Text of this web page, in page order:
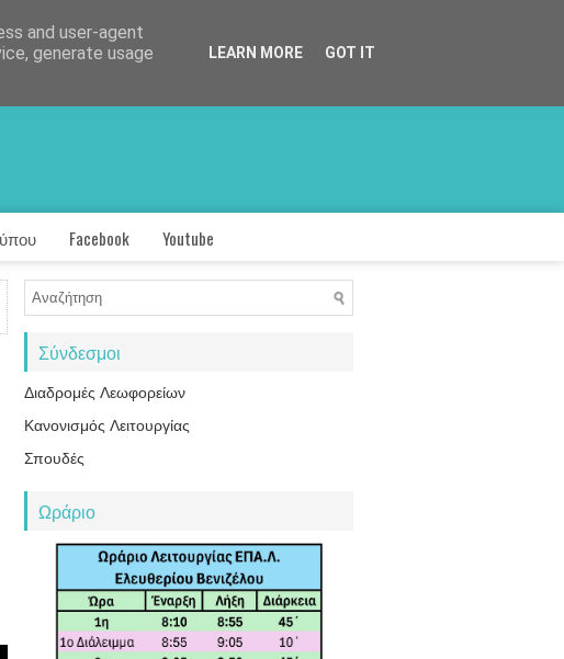
Facebook Youtube
Σύνδεσμοι
Διαδρομές Λεωφορείων
Κανονισμός Λειτουργίας
Σπουδές
Ωράριο
and user-agent
generate usage
LEARN MORE GOT IT